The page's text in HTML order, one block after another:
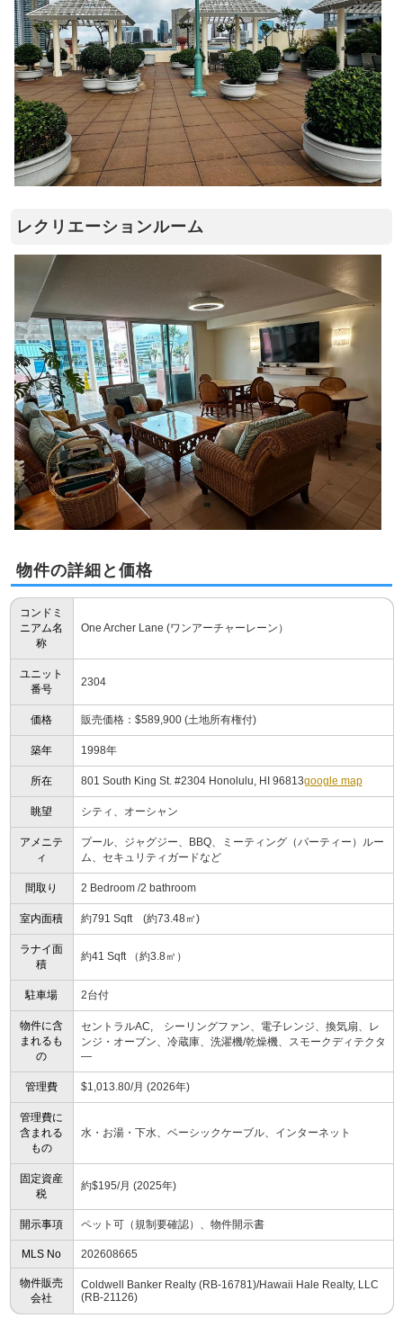
レクリエーションルーム
物件の詳細と価格
コンドミ
ニアム名
称
One Archer Lane (ワンアーチャーレーン）
ユニット
番号
2304
価格 販売価格：$589,900 (土地所有権付)
築年 1998年
所在 801 South King St. #2304 Honolulu, HI 96813google map
眺望 シティ、オーシャン
アメニテ
ィ
プール、ジャグジー、BBQ、ミーティング（パーティー）ルー
ム、セキュリティガードなど
間取り 2 Bedroom /2 bathroom
室内面積 約791 Sqft (約73.48㎡)
ラナイ面
積
約41 Sqft （約3.8㎡）
駐車場 2台付
物件に含
まれるも
の
セントラルAC, シーリングファン、電子レンジ、換気扇、レ
ンジ・オーブン、冷蔵庫、洗濯機/乾燥機、スモークディテクタ
―
管理費 $1,013.80/月 (2026年)
管理費に
含まれる
もの
水・お湯・下水、ベーシックケーブル、インターネット
固定資産
税
約$195/月 (2025年)
開示事項 ペット可（規制要確認）、物件開示書
MLS No 202608665
物件販売
会社
Coldwell Banker Realty (RB-16781)/Hawaii Hale Realty, LLC
(RB-21126)